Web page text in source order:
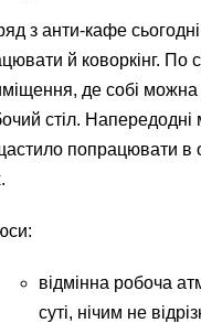
з анти-кафе
й коворкінг. По
де собі можна
стіл. Напередодні
попрацювати в
відмінна робоча
суті, нічим не